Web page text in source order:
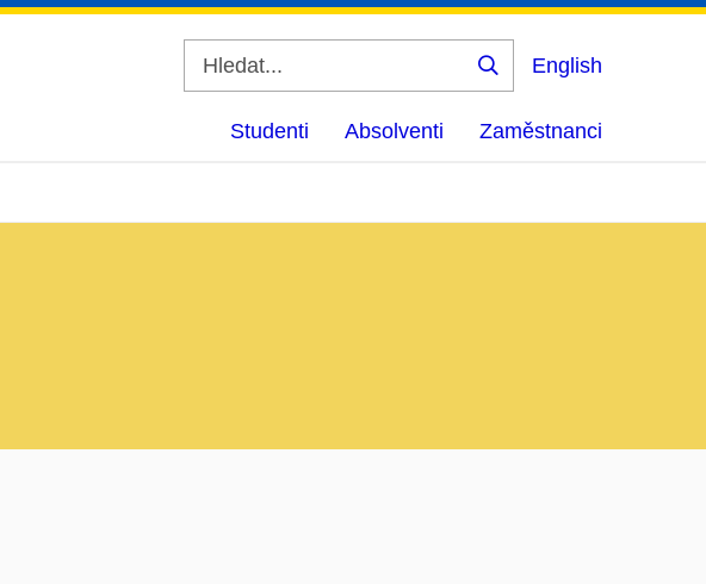
Vyhledat
English
Studenti Absolventi Zaměstnanci